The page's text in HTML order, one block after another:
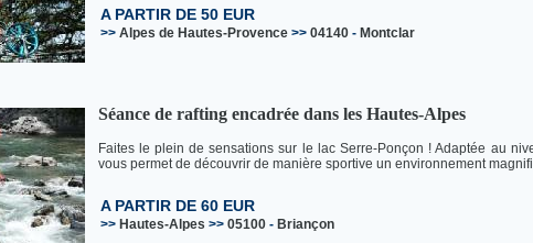
A PARTIR DE 50 EUR
>> Alpes de Hautes-Provence>> 04140- Montclar
Séance de rafting encadrée dans les Hautes-Alpes
Faites le plein de sensations sur le lac Serre-Ponçon ! Adaptée au
vous permet de découvrir de manière sportive un environnement
A PARTIR DE 60 EUR
>> Hautes-Alpes >> 05100- Briançon